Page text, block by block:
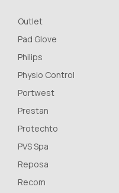
Outlet
Pad Glove
Philips
Physio Control
Portwest
Prestan
Protechto
PVS Spa
Reposa
Recom